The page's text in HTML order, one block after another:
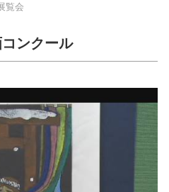
覧会
ンクール